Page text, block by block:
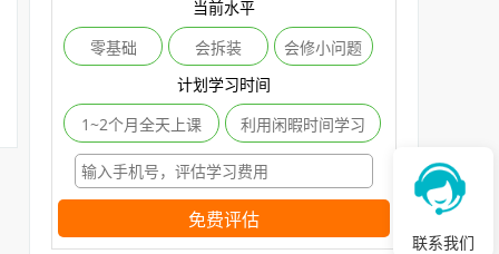
当前水平
零基础
会拆装
会修小问题
计划学习时间
1~2个月全天上课
利用闲暇时间学习
免费评估
联系我们